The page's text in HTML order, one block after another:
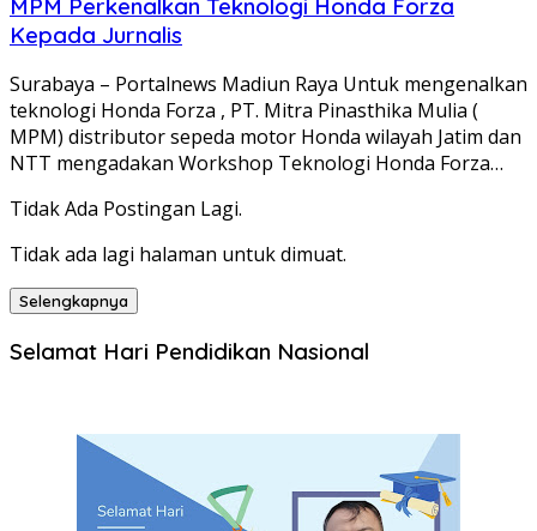
Kepada Jurnalis
Surabaya – Portalnews Madiun Raya Untuk mengenalkan
teknologi Honda Forza , PT. Mitra Pinasthika Mulia (
MPM) distributor sepeda motor Honda wilayah Jatim dan
NTT mengadakan Workshop Teknologi Honda Forza…
Tidak Ada Postingan Lagi.
Tidak ada lagi halaman untuk dimuat.
Selengkapnya
Selamat Hari Pendidikan Nasional